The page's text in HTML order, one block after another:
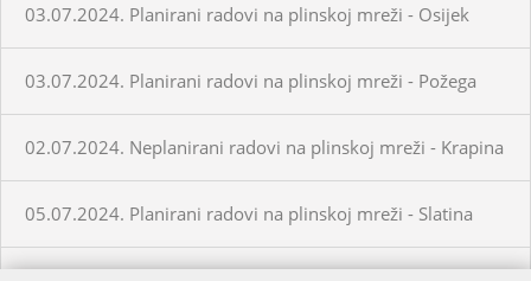
03.07.2024. Planirani radovi na plinskoj mreži - Osijek
03.07.2024. Planirani radovi na plinskoj mreži - Požega
02.07.2024. Neplanirani radovi na plinskoj mreži - Krapina
05.07.2024. Planirani radovi na plinskoj mreži - Slatina